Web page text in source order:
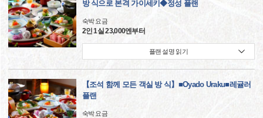
방 식으로 본격 가이세키◆정성 플랜
숙박 요금
2인 1실 23,000엔부터
플랜 설명 읽기
【조석 함께 모든 객실 방 식】■Oyado Uraku■레귤러
플랜
숙박 요금